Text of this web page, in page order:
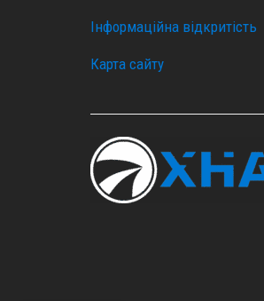
Інформаційна відкритість
Карта сайту